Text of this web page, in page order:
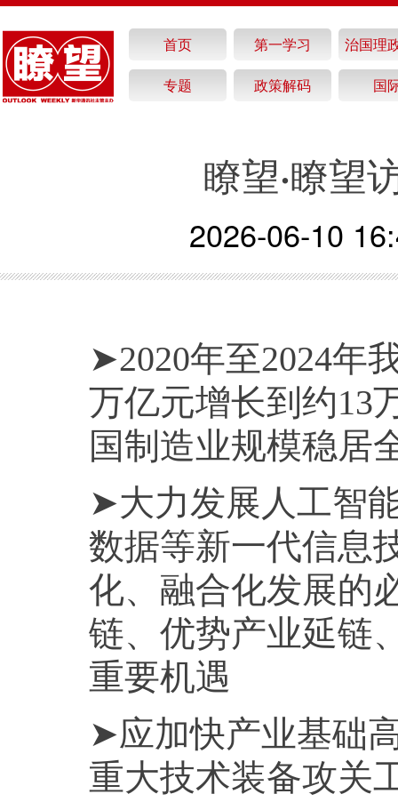
首页 第一学习
治国理
专题
政策解码 国
瞭望·瞭望
2026-06-10
➤2020年至2024年
万亿元增长到约13
国制造业规模稳居
➤大力发展人工智
数据等新一代信息
化、融合化发展的
链、优势产业延链
重要机遇
➤应加快产业基础
重大技术装备攻关